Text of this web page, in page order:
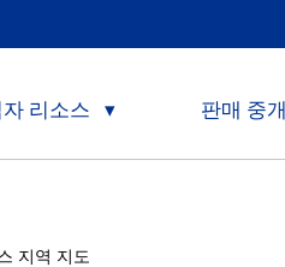
리소스 판매 중
지역 지도